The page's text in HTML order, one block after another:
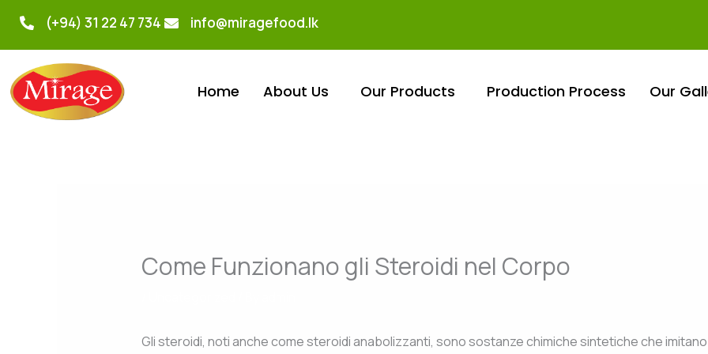
content
(+94) 31 22 47 734 info@miragefood.lk
Home About Us Our Products Production Process Our
Come Funzionano gli Steroidi nel Corpo
Gli steroidi, noti anche come steroidi anabolizzanti, sono sostanze chimiche sintetiche che